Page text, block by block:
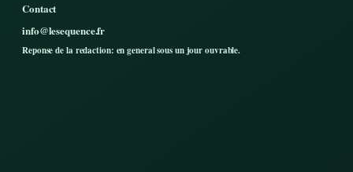
Contact
info@lesequence.fr
Reponse de la redaction: en general sous un jour ouvrable.